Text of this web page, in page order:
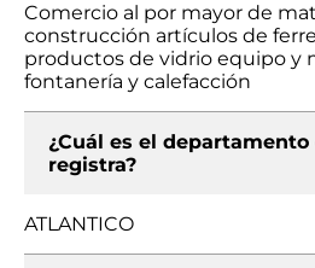
Comercio al por mayor de
construcción artículos de
productos de vidrio equipo y
fontanería y calefacción
¿Cuál es el departamento
registra?
ATLANTICO